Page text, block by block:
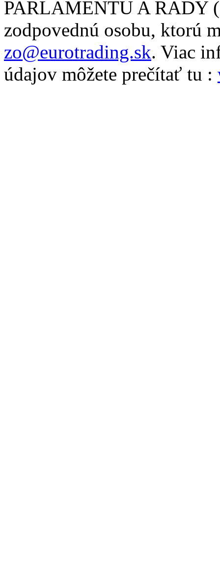
PARLAMENTU A RADY
zodpovednú osobu, ktorú
zo@eurotrading.sk. Viac
údajov môžete prečítať tu :